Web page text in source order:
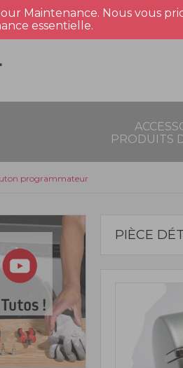
Maintenance. Nous vous
essentielle.
PRODUITS
programmateur
PIÈCE